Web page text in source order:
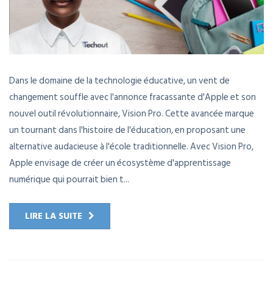
Dans le domaine de la technologie éducative, un vent de
changement souffle avec l'annonce fracassante d'Apple et son
nouvel outil révolutionnaire, Vision Pro. Cette avancée marque
un tournant dans l'histoire de l'éducation, en proposant une
alternative audacieuse à l'école traditionnelle. Avec Vision Pro,
Apple envisage de créer un écosystème d'apprentissage
numérique qui pourrait bien t...
LIRE LA SUITE